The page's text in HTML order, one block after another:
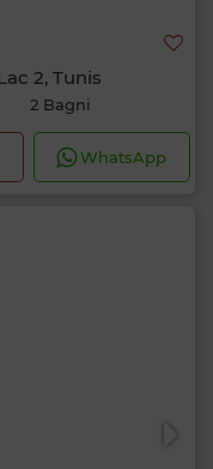
2, Tunis
2 Bagni
WhatsApp